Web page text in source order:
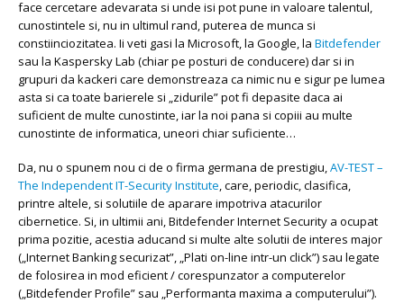
face cercetare adevarata si unde isi pot pune in valoare talentul,
cunostintele si, nu in ultimul rand, puterea de munca si
constiinciozitatea. Ii veti gasi la Microsoft, la Google, la Bitdefender
sau la Kaspersky Lab (chiar pe posturi de conducere) dar si in
grupuri da kackeri care demonstreaza ca nimic nu e sigur pe lumea
asta si ca toate barierele si „zidurile” pot fi depasite daca ai
suficient de multe cunostinte, iar la noi pana si copiii au multe
cunostinte de informatica, uneori chiar suficiente…
Da, nu o spunem nou ci de o firma germana de prestigiu,AV-TEST –
The Independent IT-Security Institute, care, periodic, clasifica,
printre altele, si solutiile de aparare impotriva atacurilor
cibernetice. Si, in ultimii ani, Bitdefender Internet Security a ocupat
prima pozitie, acestia aducand si multe alte solutii de interes major
(„Internet Banking securizat”, „Plati on-line intr-un click”) sau legate
de folosirea in mod eficient / corespunzator a computerelor
(„Bitdefender Profile” sau „Performanta maxima a computerului”).